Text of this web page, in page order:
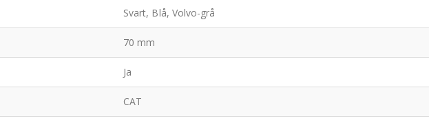
Svart, Blå, Volvo-grå
70 mm
Ja
CAT